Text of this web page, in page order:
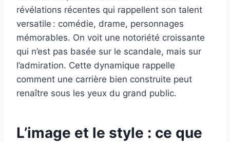
révélations récentes qui rappellent son talent
versatile : comédie, drame, personnages
mémorables. On voit une notoriété croissante
qui n’est pas basée sur le scandale, mais sur
l’admiration. Cette dynamique rappelle
comment une carrière bien construite peut
renaître sous les yeux du grand public.
L’image et le style : ce que